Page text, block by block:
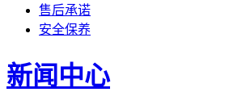
售后承诺
安全保养
新闻中心